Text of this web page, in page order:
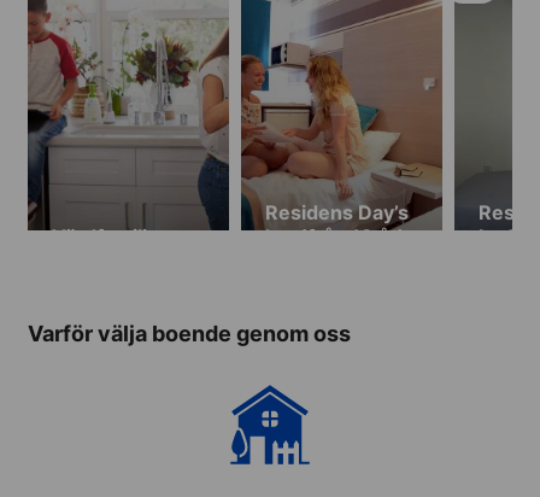
Värdfamilj
Residens Day’s
Inn (från 18 år)
Varför välja boende genom oss